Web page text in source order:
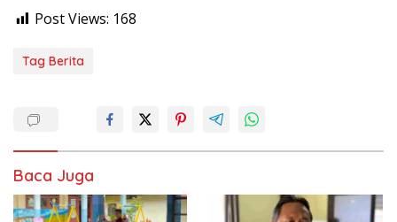
Post Views: 168
Tag Berita
Baca Juga